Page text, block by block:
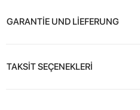
GARANTİE UND LİEFERUNG
TAKSİT SEÇENEKLERİ